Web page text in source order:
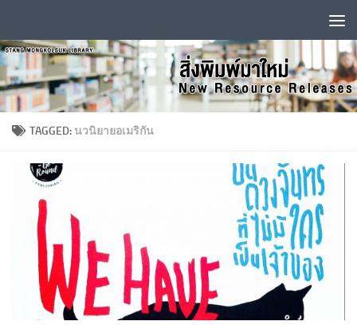
TAGGED: นวนิยายอเมริกัน